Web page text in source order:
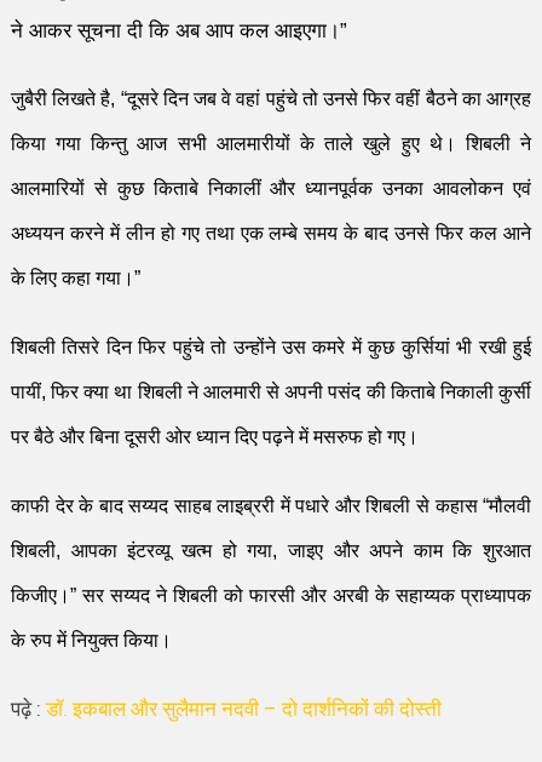
ने आकर सूचना दी कि अब आप कल आइएगा।”
जुबैरी लिखते है, “दूसरे दिन जब वे वहां पहुंचे तो उनसे फिर वहीं बैठने का आग्रह
किया गया किन्तु आज सभी आलमारीयों के ताले खुले हुए थे। शिबली ने
आलमारियों से कुछकिताबे निकालीं और ध्यानपूर्वक उनका आवलोकन एवं
अध्ययन करने में लीन हो गए तथा एक लम्बेसमय के बाद उनसे फिर कल आने
के लिए कहा गया। ”
शिबली तिसरे दिन फिर पहुंचे तो उन्होंने उस कमरे में कुछ कुर्सियां भी रखी हुई
पायीं,फिर क्या था शिबली नेआलमारी से अपनी पसंद कीकिताबेनिकाली कुर्सी
पर बैठे और बिना दूसरी ओर ध्यान दिएपढ़ने मेंमसरुफ हो गए।
काफीदेरकेबाद सय्यदसाहब लाइब्ररी में पधारे और शिबली से कहास“मौलवी
शिबली, आपका इंटरव्यू खत्म हो गया,जाइए औरअपने काम कि शुरआत
किजीए। ”सर सय्यद ने शिबली को फारसी और अरबी के सहाय्यक प्राध्यापक
के रुप में नियुक्त किया।
पढ़े :डॉ. इकबाल और सुलैमान नदवी – दो दार्शनिकों की दोस्ती